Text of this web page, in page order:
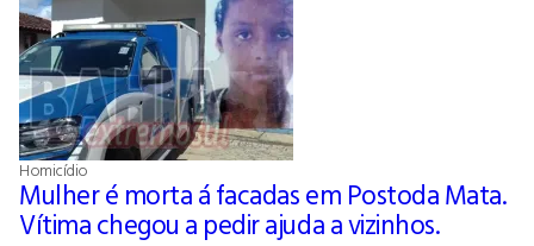
Homicídio
Mulher é morta á facadas em Postoda Mata.
Vítima chegou a pedir ajuda a vizinhos.